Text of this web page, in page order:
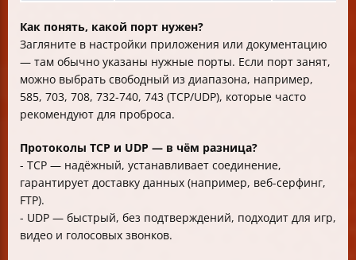
Как понять, какой порт нужен?
Загляните в настройки приложения или документацию
— там обычно указаны нужные порты. Если порт занят,
можно выбрать свободный из диапазона, например,
585, 703, 708, 732-740, 743 (TCP/UDP), которые часто
рекомендуют для проброса.
Протоколы TCP и UDP — в чём разница?
- TCP — надёжный, устанавливает соединение,
гарантирует доставку данных (например, веб-серфинг,
FTP).
- UDP — быстрый, без подтверждений, подходит для игр,
видео и голосовых звонков.